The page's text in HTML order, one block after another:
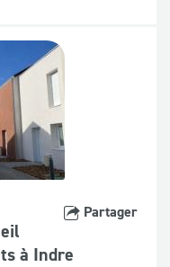
Partager
à Indre